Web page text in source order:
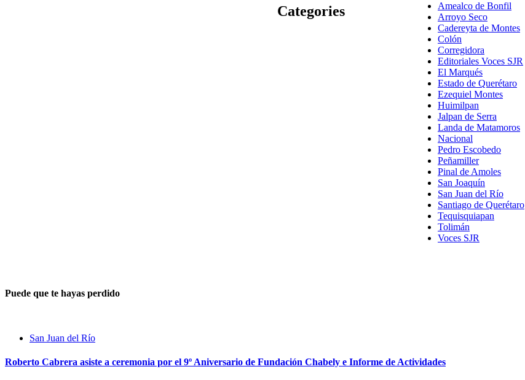
Categories
Amealco de Bonfil
Arroyo Seco
Cadereyta de Montes
Colón
Corregidora
Editoriales Voces SJR
El Marqués
Estado de Querétaro
Ezequiel Montes
Huimilpan
Jalpan de Serra
Landa de Matamoros
Nacional
Pedro Escobedo
Peñamiller
Pinal de Amoles
San Joaquín
San Juan del Río
Santiago de Querétaro
Tequisquiapan
Tolimán
Voces SJR
Puede que te hayas perdido
San Juan del Río
Roberto Cabrera asiste a ceremonia por el 9º Aniversario de Fundación Chabely e Informe de Actividades